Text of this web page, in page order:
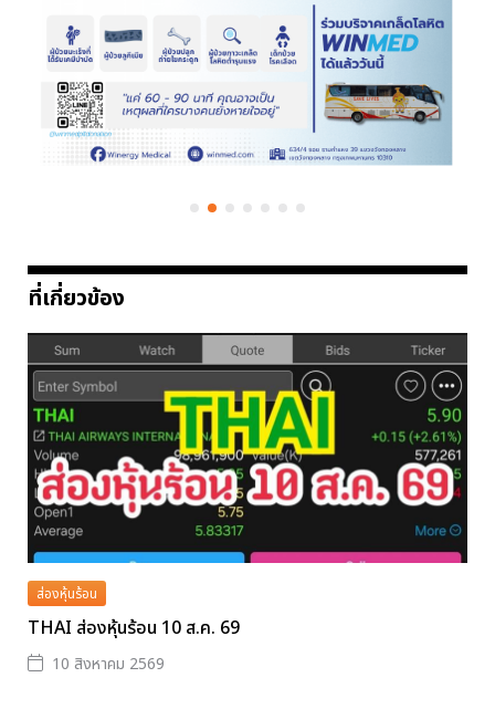
ที่เกี่ยวข้อง
ส่องหุ้นร้อน
THAI ส่องหุ้นร้อน 10 ส.ค. 69
10 สิงหาคม 2569